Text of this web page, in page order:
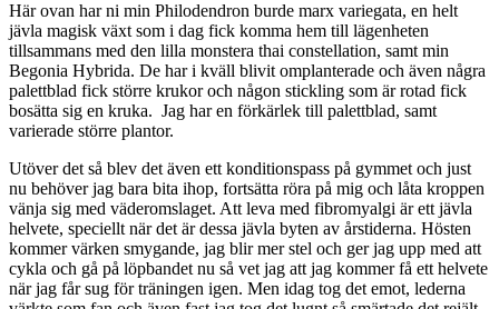
Här ovan har ni min Philodendron burde marx variegata, en helt
jävla magisk växt som i dag fick komma hem till lägenheten
tillsammans med den lilla monstera thai constellation, samt min
Begonia Hybrida. De har i kväll blivit omplanterade och även några
palettblad fick större krukor och någon stickling som är rotad fick
bosätta sig en kruka. Jag har en förkärlek till palettblad, samt
varierade större plantor.
Utöver det så blev det även ett konditionspass på gymmet och just
nu behöver jag bara bita ihop, fortsätta röra på mig och låta kroppen
vänja sig med väderomslaget. Att leva med fibromyalgi är ett jävla
helvete, speciellt när det är dessa jävla byten av årstiderna. Hösten
kommer värken smygande, jag blir mer stel och ger jag upp med att
cykla och gå på löpbandet nu så vet jag att jag kommer få ett helvete
när jag får sug för träningen igen. Men idag tog det emot, lederna